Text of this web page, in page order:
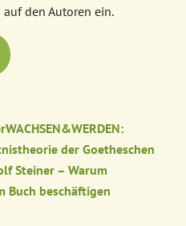
den Autoren ein.
der Goetheschen
Steiner – Warum
Buch beschäftigen